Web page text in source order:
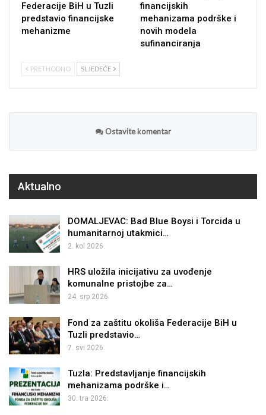
Federacije BiH u Tuzli
predstavio financijske
mehanizme
financijskih
mehanizama podrške i
novih modela
sufinanciranja
PRETHODNO SLJEDEĆE
Ostavite komentar
Aktualno
DOMALJEVAC: Bad Blue Boysi i Torcida u
humanitarnoj utakmici…
2. kol 2026.
HRS uložila inicijativu za uvođenje
komunalne pristojbe za…
24. srp 2026.
Fond za zaštitu okoliša Federacije BiH u
Tuzli predstavio…
7. svi 2026.
Tuzla: Predstavljanje financijskih
mehanizama podrške i…
30. tra 2026.